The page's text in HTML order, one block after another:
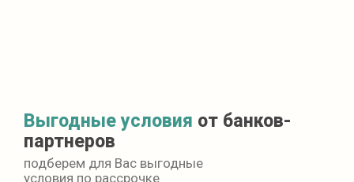
подберем для Вас выгодные
условия по рассрочке
Выгодные условия от банков-
партнеров